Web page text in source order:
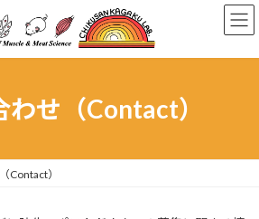
わせ（Contact）
Contact）